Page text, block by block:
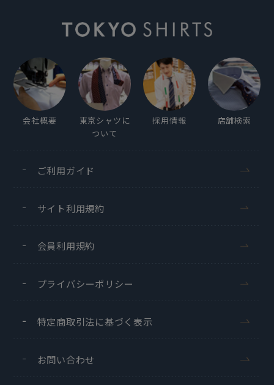
会社概要
東京シャツに
ついて
採用情報 店舗検索
ご利用ガイド
サイト利用規約
会員利用規約
プライバシーポリシー
特定商取引法に基づく表示
お問い合わせ